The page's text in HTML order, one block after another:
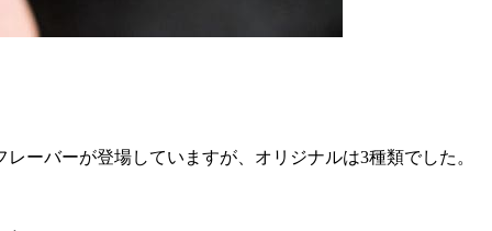
ーバーが登場していますが、オリジナルは3種類でした。